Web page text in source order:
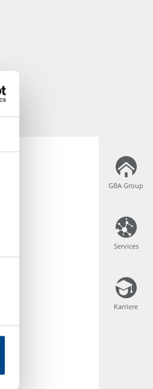
GBA Group
Services
Karriere
GBA Group
Services
Karriere